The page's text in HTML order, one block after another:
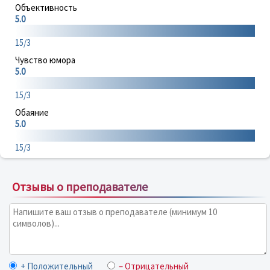
Объективность
5.0
15/3
Чувство юмора
5.0
15/3
Обаяние
5.0
15/3
Отзывы о преподавателе
+ Положительный – Отрицательный